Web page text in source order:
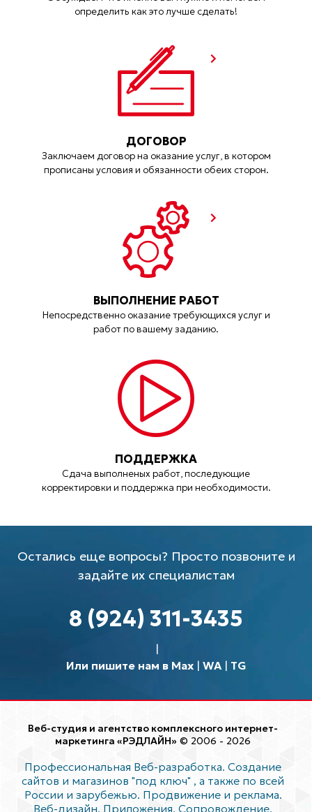
определить как это лучше сделать!
ДОГОВОР
Заключаем договор на оказание услуг, в котором
прописаны условия и обязанности обеих сторон.
ВЫПОЛНЕНИЕ РАБОТ
Непосредственно оказание требующихся услуг и
работ по вашему заданию.
ПОДДЕРЖКА
Сдача выполненых работ, последующие
корректировки и поддержка при необходимости.
Остались еще вопросы? Просто позвоните и
задайте их специалистам
8 (924) 311-3435
Или пишите нам в Max| WA| TG
Веб-студия и агентство комплексного интернет-
маркетинга «РЭДЛАЙН» © 2006 - 2026
Профессиональная Веб-разработка. Создание
сайтов и магазинов "под ключ" , а также по всей
России и зарубежью. Продвижение и реклама.
Веб-дизайн. Приложения. Сопровождение.